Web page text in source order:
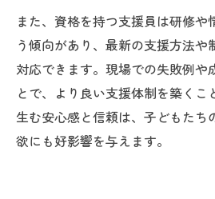
また、資格を持つ支援員は研修や
う傾向があり、最新の支援方法や
対応できます。現場での失敗例や
とで、より良い支援体制を築くこ
生む安心感と信頼は、子どもたち
欲にも好影響を与えます。